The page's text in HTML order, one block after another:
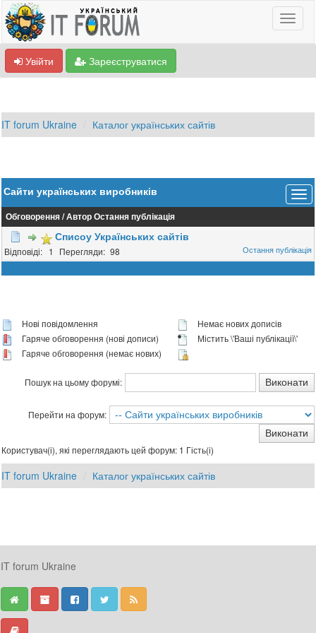
Увійти Зареєструватися
IT forum Ukraine Каталог українських сайтів
Сайти українських виробників
Обговорення/АвторОстання публікація
Списоу Українських сайтів
1 98
Нові повідомлення
Гаряче обговорення (нові дописи)
Гаряче обговорення (немає нових)
Немає нових дописів
Містить \'Ваші публікації\'
Пошук на цьому форумі:
Перейти на форум:
Користувач(і), які переглядають цей форум: 1 Гість(і)
IT forum Ukraine Каталог українських сайтів
IT forum Ukraine